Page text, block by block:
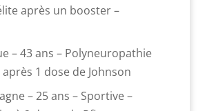
après un booster –
– 43 ans – Polyneuropathie
1 dose de Johnson
– 25 ans – Sportive –